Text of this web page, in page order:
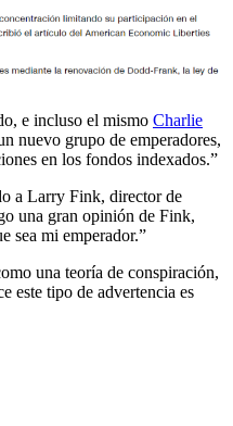
e incluso el mismo Charlie
nuevo grupo de emperadores,
en los fondos indexados.”
a Larry Fink, director de
una gran opinión de Fink,
sea mi emperador.”
una teoría de conspiración,
este tipo de advertencia es